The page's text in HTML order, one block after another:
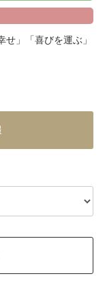
」「喜びを運ぶ」